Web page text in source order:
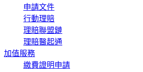
申請文件
行動理賠
理賠聯盟鏈
理賠醫起通
加值服務
繳費證明申請